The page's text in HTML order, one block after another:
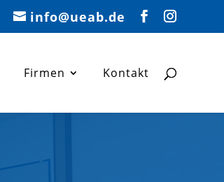
info@ueab.de
Firmen Kontakt